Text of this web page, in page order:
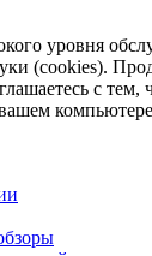
уровня
(cookies).
с тем,